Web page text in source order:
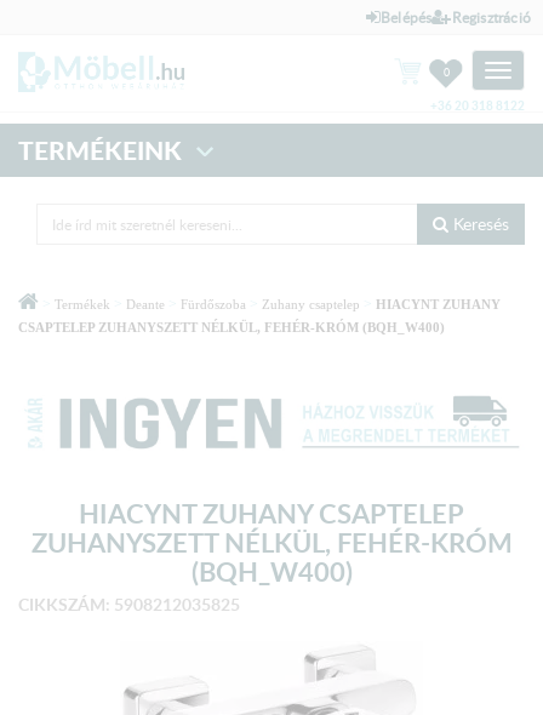
Belépés Regisztráció
Toggle
0
+36 20 318 8122
TERMÉKEINK
Keresés
Termékek Deante Fürdőszoba Zuhany csaptelep
HIACYNT ZUHANY
CSAPTELEP ZUHANYSZETT NÉLKÜL, FEHÉR-KRÓM (BQH_W400)
HIACYNT ZUHANY CSAPTELEP
ZUHANYSZETT NÉLKÜL, FEHÉR-KRÓM
(BQH_W400)
CIKKSZÁM: 5908212035825